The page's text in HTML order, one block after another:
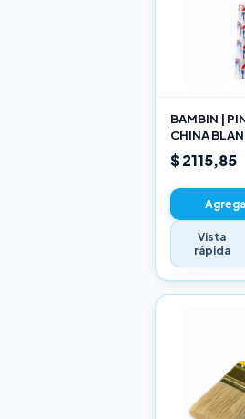
BAMBIN |
CHINA
189 10
$ 2115,85
Vista
rápida